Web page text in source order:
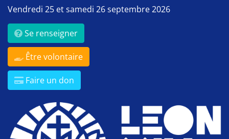
Vendredi 25 et samedi 26 septembre 2026
Se renseigner
Être volontaire
Faire un don